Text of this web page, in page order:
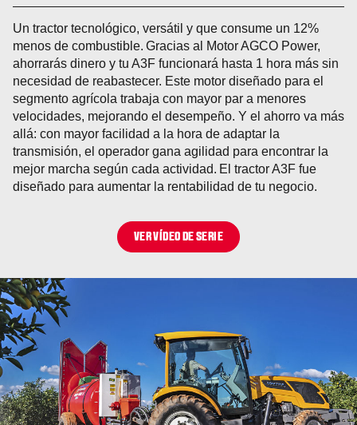
Un tractor tecnológico, versátil y que consume un 12%
menos de combustible. Gracias al Motor AGCO Power,
ahorrarás dinero y tu A3F funcionará hasta 1 hora más sin
necesidad de reabastecer. Este motor diseñado para el
segmento agrícola trabaja con mayor par a menores
velocidades, mejorando el desempeño. Y el ahorro va más
allá: con mayor facilidad a la hora de adaptar la
transmisión, el operador gana agilidad para encontrar la
mejor marcha según cada actividad. El tractor A3F fue
diseñado para aumentar la rentabilidad de tu negocio.
VER VÍDEO DE SERIE